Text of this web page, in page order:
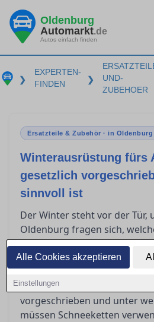
Alle Cookies akzeptieren
Einstellungen
Oldenburg
Automarkt.de
Autos einfach finden
❯
EXPERTEN-
FINDEN
❯
UND-
ZUBEHOER
Ersatzteile & Zubehör · in Oldenburg
Winterausrüstung fürs
gesetzlich
sinnvoll ist
Der Winter steht vor der Tür,
Oldenburg fragen sich,
entscheidend ist, um sicher
Jahreszeit zu kommen. Die
Winterreifenpflicht wirft
auf: Wann genau sind
vorgeschrieben und unter
müssen Schneeketten